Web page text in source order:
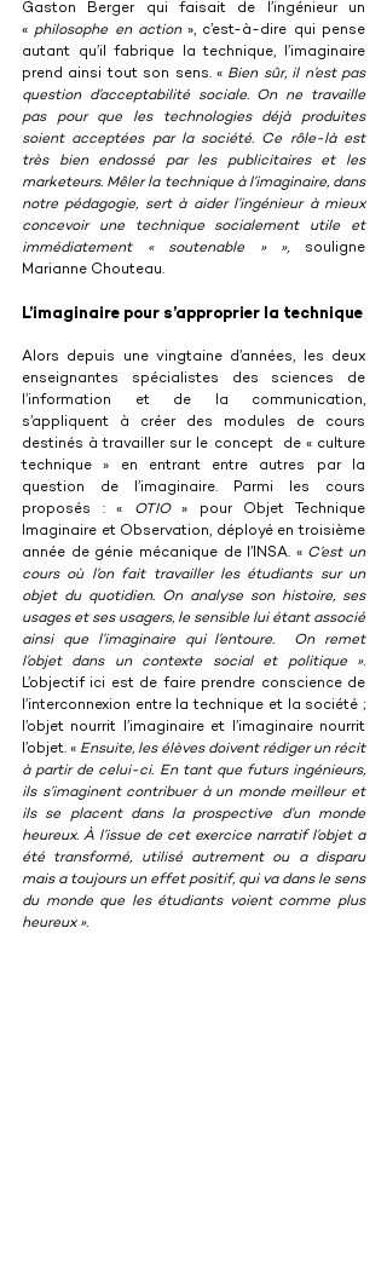
Gaston Berger qui faisait de l’ingénieur un
« philosophe en action », c’est-à-dire qui pense
autant qu’il fabrique la technique, l’imaginaire
prend ainsi tout son sens. « Bien sûr, il n’est pas
question d’acceptabilité sociale. On ne travaille
pas pour que les technologies déjà produites
soient acceptées par la société. Ce rôle-là est
très bien endossé par les publicitaires et les
marketeurs. Mêler la technique à l’imaginaire, dans
notre pédagogie, sert à aider l’ingénieur à mieux
concevoir une technique socialement utile et
immédiatement « soutenable » », souligne
Marianne Chouteau.
L’imaginaire pour s’approprier la technique
Alors depuis une vingtaine d’années, les deux
enseignantes spécialistes des sciences de
l’information et de la communication,
s’appliquent à créer des modules de cours
destinés à travailler sur le concept  de « culture
technique » en entrant entre autres par la
question de l’imaginaire. Parmi les cours
proposés : « OTIO » pour Objet Technique
Imaginaire et Observation, déployé en troisième
année de génie mécanique de l’INSA. « C’est un
cours où l’on fait travailler les étudiants sur un
objet du quotidien. On analyse son histoire, ses
usages et ses usagers, le sensible lui étant associé
ainsi que l’imaginaire qui l’entoure.  On remet
L’objectif ici est de faire prendre conscience de
l’interconnexion entre la technique et la société ;
l’objet nourrit l’imaginaire et l’imaginaire nourrit
l’objet. « Ensuite, les élèves doivent rédiger un récit
à partir de celui-ci. En tant que futurs ingénieurs,
ils s’imaginent contribuer à un monde meilleur et
ils se placent dans la prospective d’un monde
heureux. À l’issue de cet exercice narratif l’objet a
été transformé, utilisé autrement ou a disparu
mais a toujours un effet positif, qui va dans le sens
du monde que les étudiants voient comme plus
heureux ».